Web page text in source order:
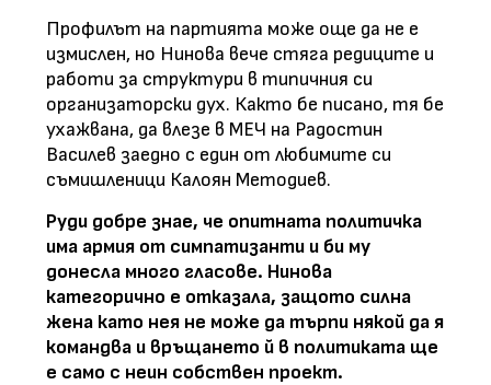
Профилът на партията може още да не е
измислен, но Нинова вече стяга редиците и
работи за структури в типичния си
организаторски дух. Както бе писано, тя бе
ухажвана, да влезе в МЕЧ на Радостин
Василев заедно с един от любимите си
съмишленици Калоян Методиев.
Руди добре знае, че опитната политичка
има армия от симпатизанти и би му
донесла много гласове. Нинова
категорично е отказала, защото силна
жена като нея не може да търпи някой да я
командва и връщането й в политиката ще
е само с неин собствен проект.